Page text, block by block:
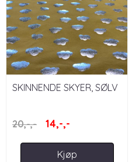
SKINNENDE SKYER, SØLV
20,-,-
14,-,-
Kjøp